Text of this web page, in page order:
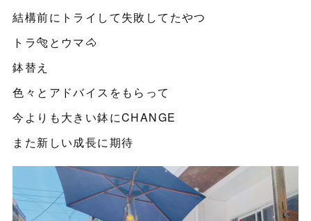
結構前にトライして失敗してたやつ
トラ🐅とウマ🐴
鉢替え
色々とアドバイスをもらって
今よりも大きい鉢にCHANGE
また新しい成長に期待